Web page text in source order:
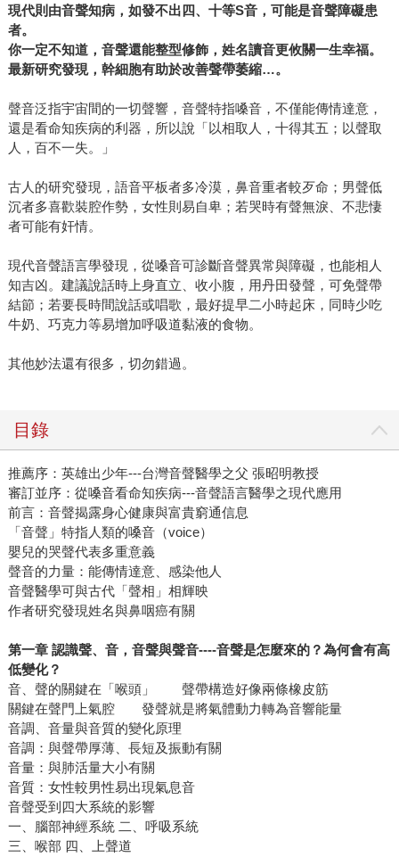
現代則由音聲知病，如發不出四、十等S音，可能是音聲障礙患
者。
你一定不知道，音聲還能整型修飾，姓名讀音更攸關一生幸福。
最新研究發現，幹細胞有助於改善聲帶萎縮…。
聲音泛指宇宙間的一切聲響，音聲特指嗓音，不僅能傳情達意，
還是看命知疾病的利器，所以說「以相取人，十得其五；以聲取
人，百不一失。」
古人的研究發現，語音平板者多冷漠，鼻音重者較歹命；男聲低
沉者多喜歡裝腔作勢，女性則易自卑；若哭時有聲無淚、不悲悽
者可能有奸情。
現代音聲語言學發現，從嗓音可診斷音聲異常與障礙，也能相人
知吉凶。建議說話時上身直立、收小腹，用丹田發聲，可免聲帶
結節；若要長時間說話或唱歌，最好提早二小時起床，同時少吃
牛奶、巧克力等易增加呼吸道黏液的食物。
其他妙法還有很多，切勿錯過。
目錄
推薦序：英雄出少年---台灣音聲醫學之父 張昭明教授
審訂並序：從嗓音看命知疾病---音聲語言醫學之現代應用
前言：音聲揭露身心健康與富貴窮通信息
「音聲」特指人類的嗓音（voice）
嬰兒的哭聲代表多重意義
聲音的力量：能傳情達意、感染他人
音聲醫學可與古代「聲相」相輝映
作者研究發現姓名與鼻咽癌有關
第一章 認識聲、音，音聲與聲音----音聲是怎麼來的？為何會有高
低變化？
音、聲的關鍵在「喉頭」 聲帶構造好像兩條橡皮筋
關鍵在聲門上氣腔 發聲就是將氣體動力轉為音響能量
音調、音量與音質的變化原理
音調：與聲帶厚薄、長短及振動有關
音量：與肺活量大小有關
音質：女性較男性易出現氣息音
音聲受到四大系統的影響
一、腦部神經系統 二、呼吸系統
三、喉部 四、上聲道